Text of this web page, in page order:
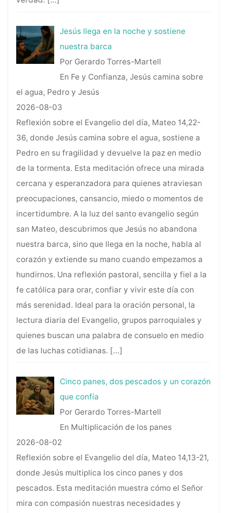
Jesús llega en la noche y sostiene
nuestra barca
Por Gerardo Torres-Martell
En Fe y Confianza, Jesús camina sobre
el agua, Pedro y Jesús
2026-08-03
Reflexión sobre el Evangelio del día, Mateo 14,22-
36, donde Jesús camina sobre el agua, sostiene a
Pedro en su fragilidad y devuelve la paz en medio
de la tormenta. Esta meditación ofrece una mirada
cercana y esperanzadora para quienes atraviesan
preocupaciones, cansancio, miedo o momentos de
incertidumbre. A la luz del santo evangelio según
san Mateo, descubrimos que Jesús no abandona
nuestra barca, sino que llega en la noche, habla al
corazón y extiende su mano cuando empezamos a
hundirnos. Una reflexión pastoral, sencilla y fiel a la
fe católica para orar, confiar y vivir este día con
más serenidad. Ideal para la oración personal, la
lectura diaria del Evangelio, grupos parroquiales y
quienes buscan una palabra de consuelo en medio
de las luchas cotidianas. […]
Cinco panes, dos pescados y un corazón
que confía
Por Gerardo Torres-Martell
En Multiplicación de los panes
2026-08-02
Reflexión sobre el Evangelio del día, Mateo 14,13-21,
donde Jesús multiplica los cinco panes y dos
pescados. Esta meditación muestra cómo el Señor
mira con compasión nuestras necesidades y